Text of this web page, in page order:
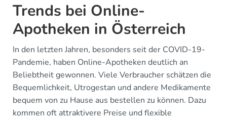
Trends bei Online-
Apotheken in Österreich
In den letzten Jahren, besonders seit der COVID-19-
Pandemie, haben Online-Apotheken deutlich an
Beliebtheit gewonnen. Viele Verbraucher schätzen die
Bequemlichkeit, Utrogestan und andere Medikamente
bequem von zu Hause aus bestellen zu können. Dazu
kommen oft attraktivere Preise und flexible